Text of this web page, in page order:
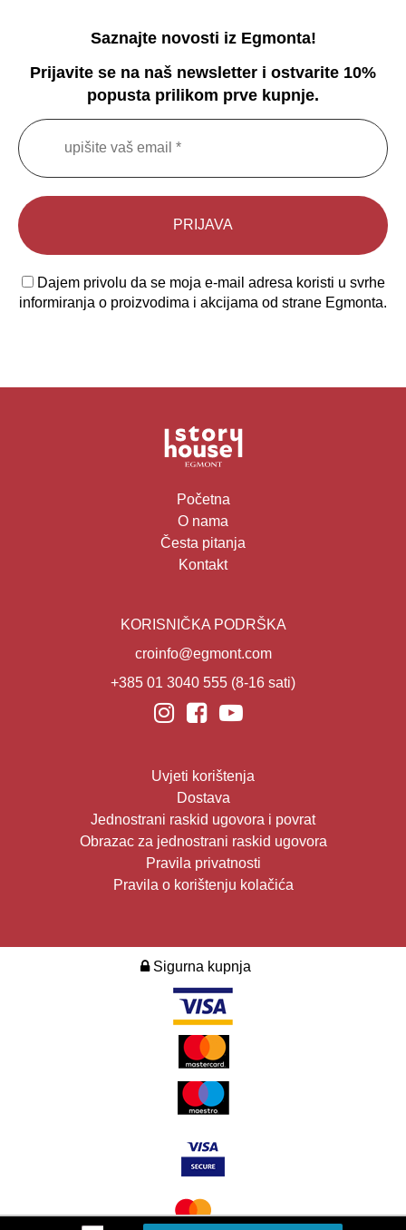
Saznajte novosti iz Egmonta!
Prijavite se na naš newsletter i ostvarite 10%
popusta prilikom prve kupnje.
Dajem privolu da se moja e-mail adresa koristi u svrhe
informiranja o proizvodima i akcijama od strane Egmonta.
Početna
O nama
Česta pitanja
Kontakt
KORISNIČKA PODRŠKA
croinfo@egmont.com
+385 01 3040 555 (8-16 sati)
Uvjeti korištenja
Dostava
Jednostrani raskid ugovora i povrat
Obrazac za jednostrani raskid ugovora
Pravila privatnosti
Pravila o korištenju kolačića
Sigurna kupnja
2026. Design i development: